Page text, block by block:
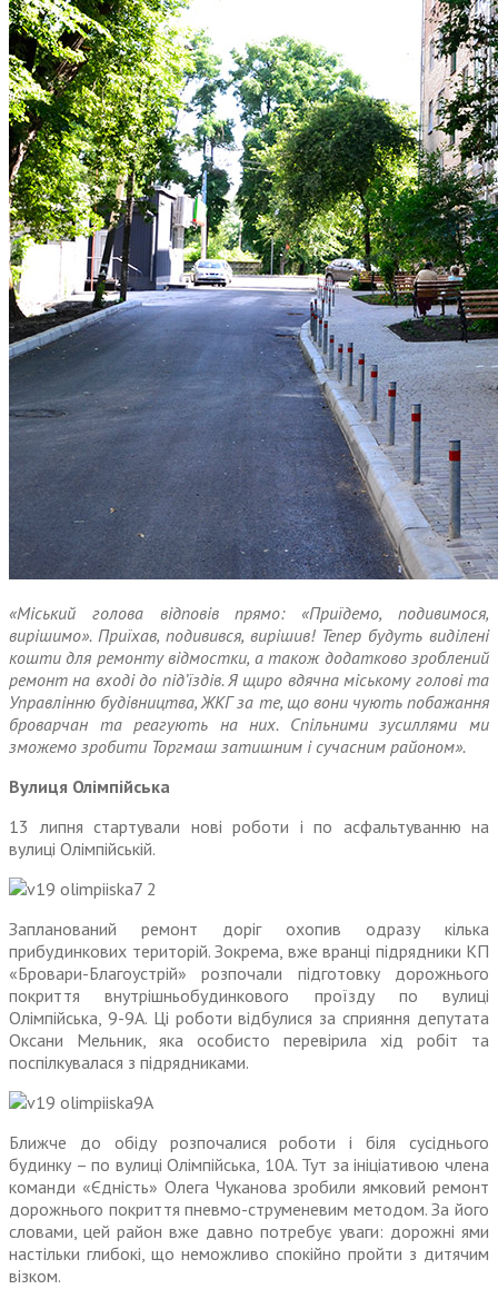
«Міський голова відповів прямо: «Приїдемо, подивимося,
вирішимо». Приїхав, подивився, вирішив! Тепер будуть виділені
кошти для ремонту відмостки, а також додатково зроблений
ремонт на вході до під’їздів. Я щиро вдячна міському голові та
Управлінню будівництва, ЖКГ за те, що вони чують побажання
броварчан та реагують на них. Спільними зусиллями ми
зможемо зробити Торгмаш затишним і сучасним районом».
Вулиця Олімпійська
13 липня стартували нові роботи і по асфальтуванню на
вулиці Олімпійській.
Запланований ремонт доріг охопив одразу кілька
прибудинкових територій. Зокрема, вже вранці підрядники КП
«Бровари-Благоустрій» розпочали підготовку дорожнього
покриття внутрішньобудинкового проїзду по вулиці
Олімпійська, 9-9А. Ці роботи відбулися за сприяння депутата
Оксани Мельник, яка особисто перевірила хід робіт та
поспілкувалася з підрядниками.
Ближче до обіду розпочалися роботи і біля сусіднього
будинку – по вулиці Олімпійська, 10А. Тут за ініціативою члена
команди «Єдність» Олега Чуканова зробили ямковий ремонт
дорожнього покриття пневмо-струменевим методом. За його
словами, цей район вже давно потребує уваги: дорожні ями
настільки глибокі, що неможливо спокійно пройти з дитячим
візком.